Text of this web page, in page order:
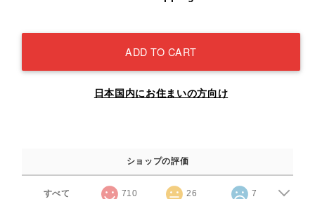
ADD TO CART
日本国内にお住まいの方向け
ショップの評価
すべて 710 26 7